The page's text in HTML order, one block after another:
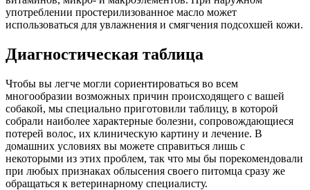
употреблении простерилизованное масло может
использоваться для увлажнения и смягчения подсохшей кожи.
Диагностическая таблица
Чтобы вы легче могли сориентироваться во всем
многообразии возможных причин происходящего с вашей
собакой, мы специально приготовили таблицу, в которой
собрали наиболее характерные болезни, сопровождающиеся
потерей волос, их клиническую картину и лечение. В
домашних условиях вы можете справиться лишь с
некоторыми из этих проблем, так что мы бы порекомендовали
при любых признаках облысения своего питомца сразу же
обращаться к ветеринарному специалисту.